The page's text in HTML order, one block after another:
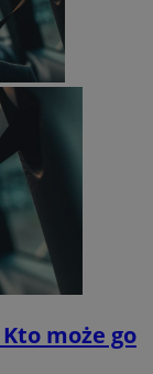
może go